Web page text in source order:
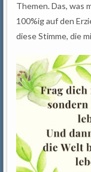
Themen. Das, was
100%ig auf den
diese Stimme, die